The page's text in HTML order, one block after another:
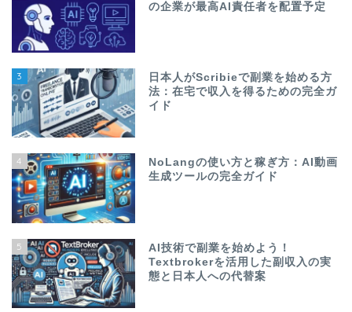
の企業が最高AI責任者を配置予定
3
日本人がScribieで副業を始める方
法：在宅で収入を得るための完全ガ
イド
4
NoLangの使い方と稼ぎ方：AI動画
生成ツールの完全ガイド
5
AI技術で副業を始めよう！
Textbrokerを活用した副収入の実
態と日本人への代替案